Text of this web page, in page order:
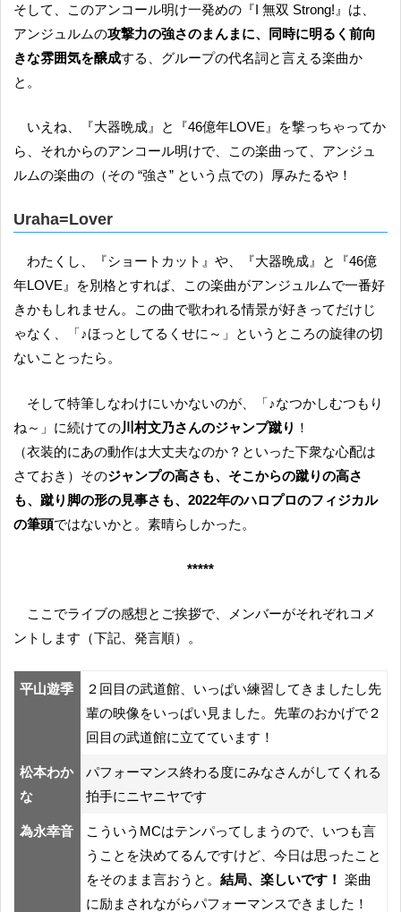
そして、このアンコール明け一発めの『I 無双 Strong!』は、
アンジュルムの攻撃力の強さのまんまに、同時に明るく前向
きな雰囲気を醸成する、グループの代名詞と言える楽曲か
と。
いえね、『大器晩成』と『46億年LOVE』を撃っちゃってか
ら、それからのアンコール明けで、この楽曲って、アンジュ
ルムの楽曲の（その “強さ” という点での）厚みたるや！
Uraha=Lover
わたくし、『ショートカット』や、『大器晩成』と『46億
年LOVE』を別格とすれば、この楽曲がアンジュルムで一番好
きかもしれません。この曲で歌われる情景が好きってだけじ
ゃなく、「♪ほっとしてるくせに～」というところの旋律の切
ないことったら。
そして特筆しなわけにいかないのが、「♪なつかしむつもり
ね～」に続けての川村文乃さんのジャンプ蹴り ！
（衣装的にあの動作は大丈夫なのか？といった下衆な心配は
さておき）そのジャンプの高さも、そこからの蹴りの高さ
も、蹴り脚の形の見事さも、2022年のハロプロのフィジカル
の筆頭ではないかと。素晴らしかった。
*****
ここでライブの感想とご挨拶で、メンバーがそれぞれコメ
ントします（下記、発言順）。
平山遊季
２回目の武道館、いっぱい練習してきましたし先
輩の映像をいっぱい見ました。先輩のおかげで２
回目の武道館に立てています！
松本わか
な
パフォーマンス終わる度にみなさんがしてくれる
拍手にニヤニヤです
為永幸音
こういうMCはテンパってしまうので、いつも言
うことを決めてるんですけど、今日は思ったこと
をそのまま言おうと。 結局、楽しいです！ 楽曲
に励まされながらパフォーマンスできました！